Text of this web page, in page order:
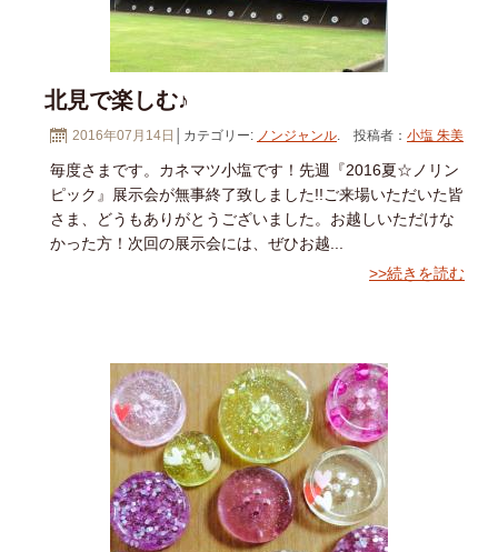
北見で楽しむ♪
2016年07月14日 │カテゴリー: ノンジャンル. 投稿者： 小塩 朱美
毎度さまです。カネマツ小塩です！先週『2016夏☆ノリン
ピック』展示会が無事終了致しました!!ご来場いただいた皆
さま、どうもありがとうございました。お越しいただけな
かった方！次回の展示会には、ぜひお越...
>>続きを読む